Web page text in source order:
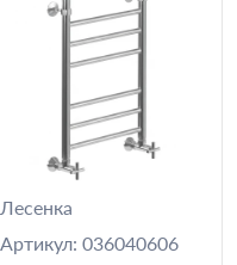
Лесенка
Артикул: 036040606